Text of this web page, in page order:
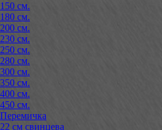
150 см.
180 см.
200 см.
230 см.
250 см.
280 см.
300 см.
350 см.
400 см.
450 см.
Перемичка
22 см свинцева